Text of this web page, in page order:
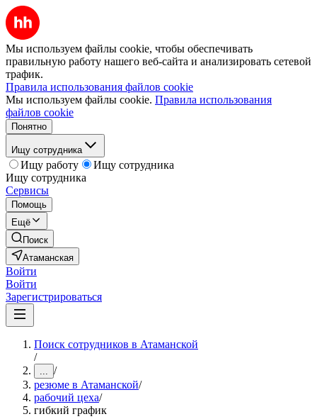
Мы используем файлы cookie, чтобы обеспечивать
правильную работу нашего веб-сайта и анализировать сетевой
трафик.
Правила использования файлов cookie
Мы используем файлы cookie. Правила использования
файлов cookie
Понятно
Ищу сотрудника
Ищу работу
Ищу сотрудника
Ищу сотрудника
Сервисы
Помощь
Ещё
Поиск
Атаманская
Войти
Войти
Зарегистрироваться
Поиск сотрудников в Атаманской
/
... /
резюме в Атаманской/
рабочий цеха/
гибкий график